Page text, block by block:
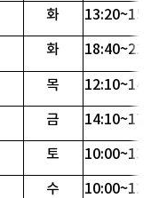
화
화
목
금
토
수